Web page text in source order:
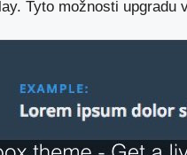
Tyto možnosti